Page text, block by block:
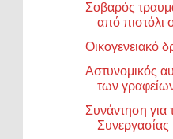
Σοβαρός
από πιστόλι
Οικογενειακό
Αστυνομικός
των
Συνάντηση για
Συνεργασίας